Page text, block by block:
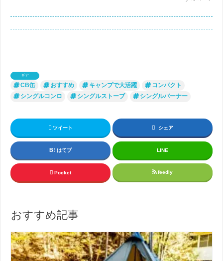
ギア
CB缶 おすすめ キャンプで大活躍
コンパクト
シングルコンロ
シングルストーブ シングルバーナー
ツイート シェア
はてブ LINE
Pocket feedly
おすすめ記事